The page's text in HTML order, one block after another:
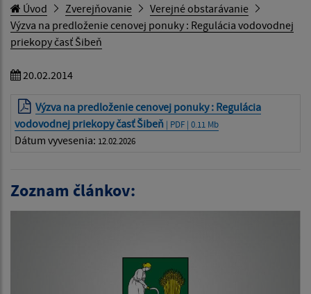
Úvod Zverejňovanie
Verejné obstarávanie
Výzva na predloženie cenovej ponuky : Regulácia vodovodnej
priekopy časť Šibeň
20.02.2014
Výzva na predloženie cenovej ponuky : Regulácia
vodovodnej priekopy časť Šibeň | PDF | 0.11 Mb
Dátum vyvesenia: 12.02.2026
Zoznam článkov: